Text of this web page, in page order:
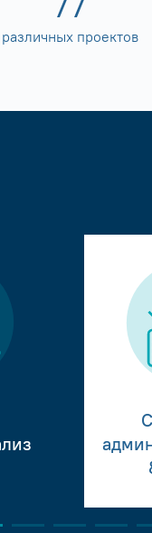
различных проектов